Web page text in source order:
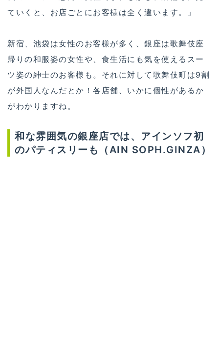
ていくと、お店ごとにお客様は全く違います。」
新宿、池袋は女性のお客様が多く、銀座は歌舞伎座
帰りの和服姿の女性や、食生活にも気を使えるスー
ツ姿の紳士のお客様も。それに対して歌舞伎町は9割
が外国人なんだとか！各店舗、いかに個性があるか
がわかりますね。
和な雰囲気の銀座店では、アインソフ初
のパティスリーも（AIN SOPH.GINZA）